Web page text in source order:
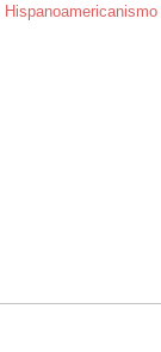
Hispanoamericanismo